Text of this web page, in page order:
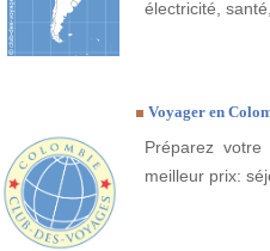
électricité,
Voyager en
Préparez
meilleur prix: